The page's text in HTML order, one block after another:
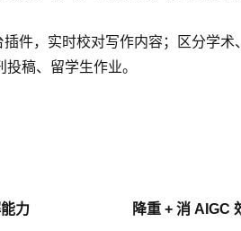
件，实时校对写作内容；区分学
稿、留学生作业。
力 降重 + 消 AIGC